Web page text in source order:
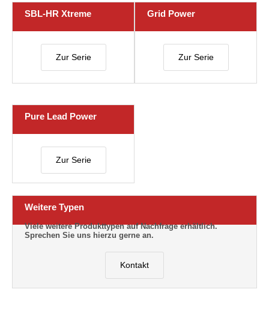
SBL-HR Xtreme
Zur Serie
Grid Power
Zur Serie
Pure Lead Power
Zur Serie
Weitere Typen
Viele weitere Produkttypen auf Nachfrage erhältlich.
Sprechen Sie uns hierzu gerne an.
Kontakt